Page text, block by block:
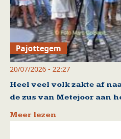
Pajottegem
20/07/2026 - 22:27
Heel veel volk zakte af
de zus van Metejoor aan
Meer lezen